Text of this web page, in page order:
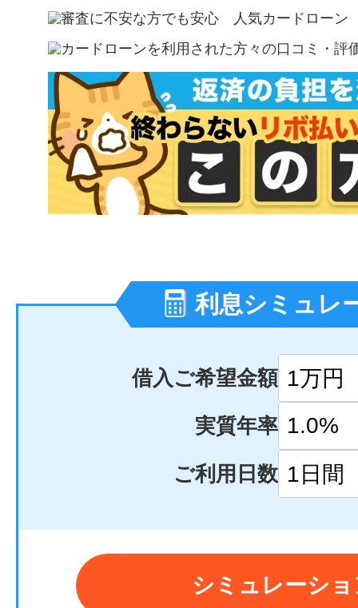
利息シミュレ
借入ご希望金額
実質年率
ご利用日数
シミュレーシ